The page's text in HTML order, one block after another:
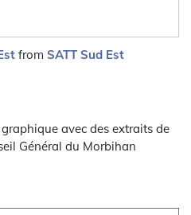
from SATT Sud Est
avec des extraits de
Général du Morbihan